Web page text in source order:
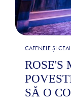
CAFENELE ȘI
ROSE'S
SĂ O